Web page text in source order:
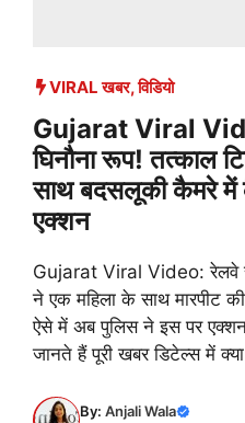
VIRAL खबर,विडियो
Gujarat Viral
घिनौना रूप!
साथ बदसलूकी कैमरे में
एक्शन
Gujarat Viral Video: रेलवे
ने एक महिला के साथ मारपीट
ऐसे में अब पुलिस ने इस पर
जानते हैं पूरी खबर डिटेल्स में
By: Anjali Wala